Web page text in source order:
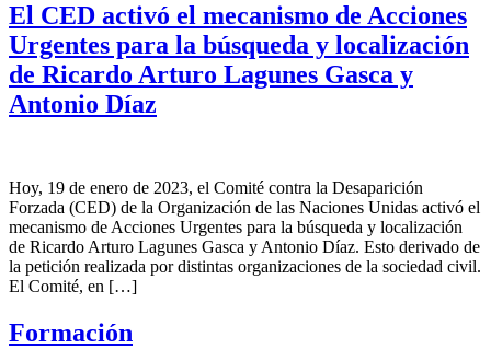
El CED activó el mecanismo de Acciones
Urgentes para la búsqueda y localización
de Ricardo Arturo Lagunes Gasca y
Antonio Díaz
Hoy, 19 de enero de 2023, el Comité contra la Desaparición
Forzada (CED) de la Organización de las Naciones Unidas activó el
mecanismo de Acciones Urgentes para la búsqueda y localización
de Ricardo Arturo Lagunes Gasca y Antonio Díaz. Esto derivado de
la petición realizada por distintas organizaciones de la sociedad civil.
El Comité, en […]
Formación